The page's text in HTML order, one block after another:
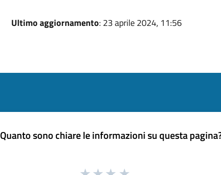
Ultimo aggiornamento: 23 aprile 2024, 11:56
Quanto sono chiare le informazioni su questa